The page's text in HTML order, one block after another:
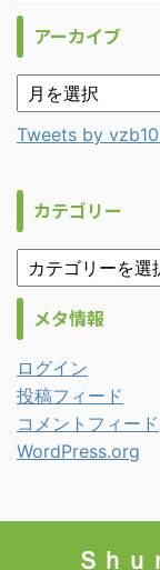
アーカイブ
Tweets by
カテゴリー
メタ情報
ログイン
投稿フィード
コメントフィード
WordPress.org
Ｓｈ